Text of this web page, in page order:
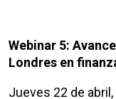
Webinar 5:
Londres en
Jueves 22 de